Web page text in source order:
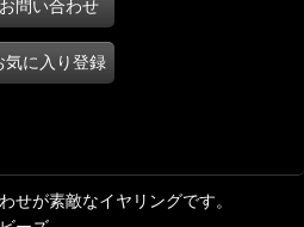
お問い合わせ
気に入り登録
せが素敵なイヤリングです。